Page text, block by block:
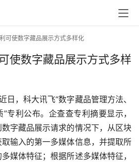
可使数字藏品展示方式多样化
使数字藏品展示方式多样
日，科大讯飞“数字藏品管理方法、
专利公布。企查查专利摘要显示，
字藏品展示请求的情况下，从区块
输入的第一多媒体信息，并提取所
媒体特征；根据所述多媒体特征，